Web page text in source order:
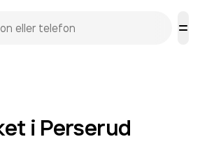
i Perserud